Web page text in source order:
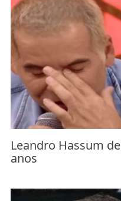
Leandro Hassum
anos